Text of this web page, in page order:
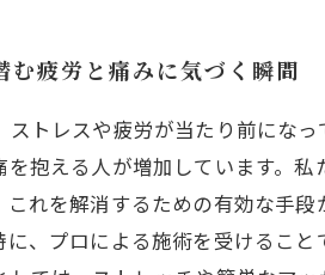
む疲労と痛みに気づく瞬間
ストレスや疲労が当たり前にな
を抱える人が増加しています。
これを解消するための有効な手
に、プロによる施術を受けるこ